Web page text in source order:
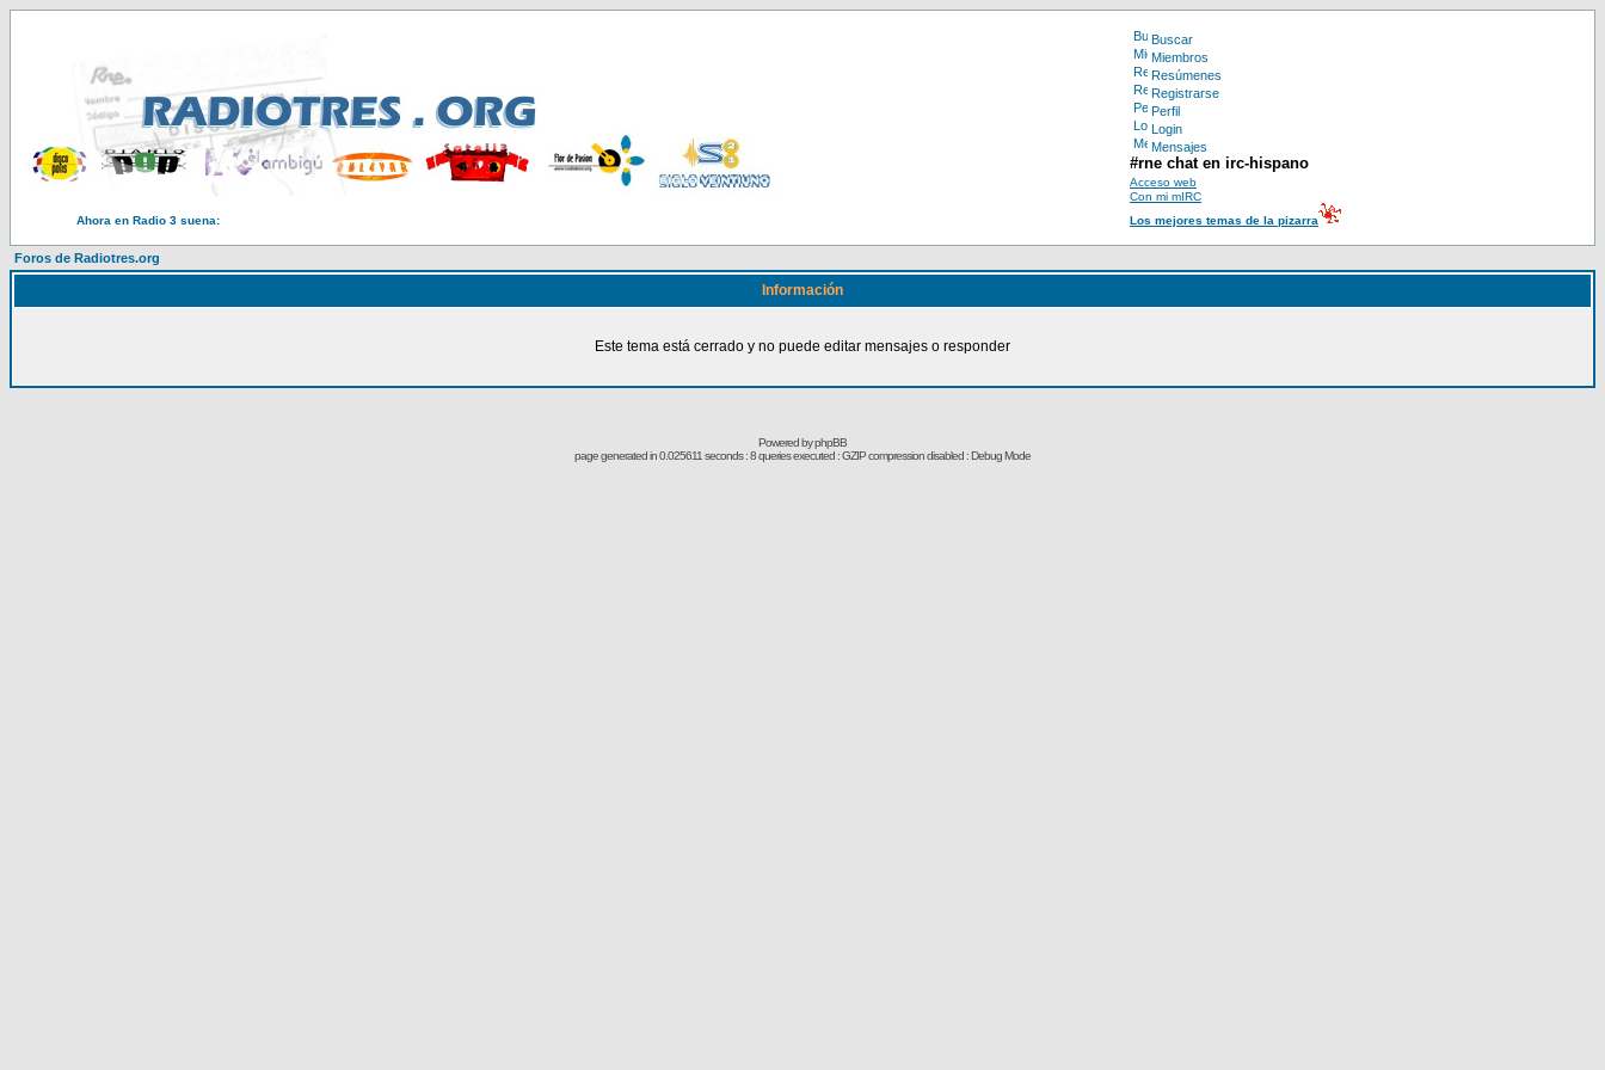
Buscar
Miembros
Resúmenes
Registrarse
Perfil
Login
Mensajes
#rne chat en irc-hispano
Acceso web
Con mi mIRC
Ahora en Radio 3 suena:
Los mejores temas de la pizarra
Foros de Radiotres.org
Información
Este tema está cerrado y no puede editar mensajes o responder
Powered byphpBB
page generated in 0.025611 seconds : 8 queries executed : GZIP compression disabled : Debug Mode